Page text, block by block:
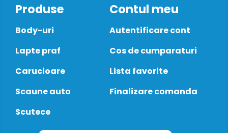
Produse
Body-uri
Lapte praf
Carucioare
Scaune auto
Scutece
Contul meu
Autentificare cont
Cos de cumparaturi
Lista favorite
Finalizare comanda